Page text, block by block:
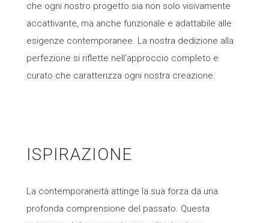
che ogni nostro progetto sia non solo visivamente
accattivante, ma anche funzionale e adattabile alle
esigenze contemporanee. La nostra dedizione alla
perfezione si riflette nell’approccio completo e
curato che caratterizza ogni nostra creazione.
ISPIRAZIONE
La contemporaneità attinge la sua forza da una
profonda comprensione del passato. Questa